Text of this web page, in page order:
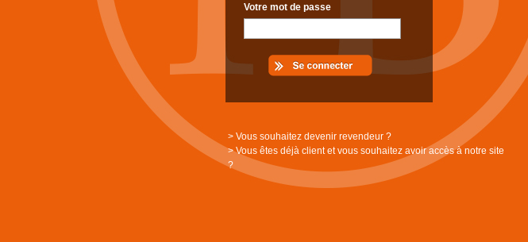
Votre mot de passe
> Vous souhaitez devenir revendeur ?
> Vous êtes déjà client et vous souhaitez avoir accès à notre site
?